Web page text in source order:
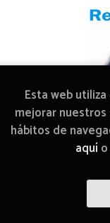
2026 ©
Esta web
mejorar
hábitos de
aquío